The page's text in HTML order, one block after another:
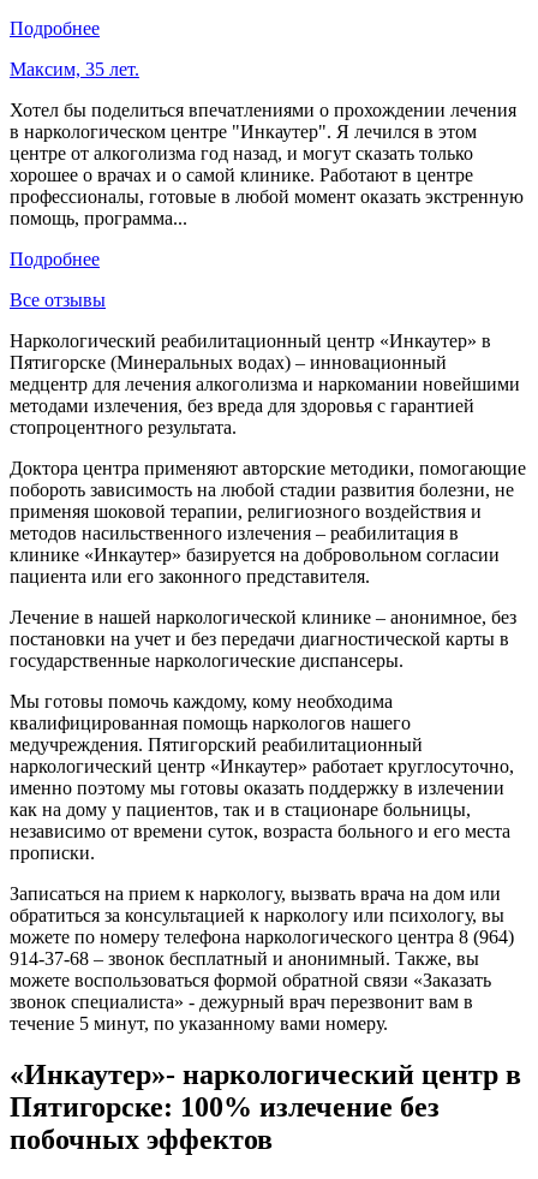
Подробнее
Максим, 35 лет.
Хотел бы поделиться впечатлениями о прохождении лечения
в наркологическом центре "Инкаутер". Я лечился в этом
центре от алкоголизма год назад, и могут сказать только
хорошее о врачах и о самой клинике. Работают в центре
профессионалы, готовые в любой момент оказать экстренную
помощь, программа...
Подробнее
Все отзывы
Наркологический реабилитационный центр «Инкаутер» в
Пятигорске (Минеральных водах) – инновационный
медцентр для лечения алкоголизма и наркомании новейшими
методами излечения, без вреда для здоровья с гарантией
стопроцентного результата.
Доктора центра применяют авторские методики, помогающие
побороть зависимость на любой стадии развития болезни, не
применяя шоковой терапии, религиозного воздействия и
методов насильственного излечения – реабилитация в
клинике «Инкаутер» базируется на добровольном согласии
пациента или его законного представителя.
Лечение в нашей наркологической клинике – анонимное, без
постановки на учет и без передачи диагностической карты в
государственные наркологические диспансеры.
Мы готовы помочь каждому, кому необходима
квалифицированная помощь наркологов нашего
медучреждения. Пятигорский реабилитационный
наркологический центр «Инкаутер» работает круглосуточно,
именно поэтому мы готовы оказать поддержку в излечении
как на дому у пациентов, так и в стационаре больницы,
независимо от времени суток, возраста больного и его места
прописки.
Записаться на прием к наркологу, вызвать врача на дом или
обратиться за консультацией к наркологу или психологу, вы
можете по номеру телефона наркологического центра 8 (964)
914-37-68 – звонок бесплатный и анонимный. Также, вы
можете воспользоваться формой обратной связи «Заказать
звонок специалиста» - дежурный врач перезвонит вам в
течение 5 минут, по указанному вами номеру.
«Инкаутер»- наркологический центр в
Пятигорске: 100% излечение без
побочных эффектов